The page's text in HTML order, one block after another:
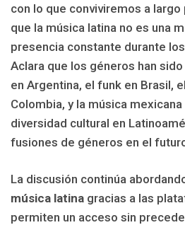
con lo que conviviremos a
que la música latina no es una
presencia constante durante los
Aclara que los géneros han
en Argentina, el funk en Brasil,
Colombia, y la música
diversidad cultural en
fusiones de géneros en el
La discusión continúa
música latina gracias a las
permiten un acceso sin